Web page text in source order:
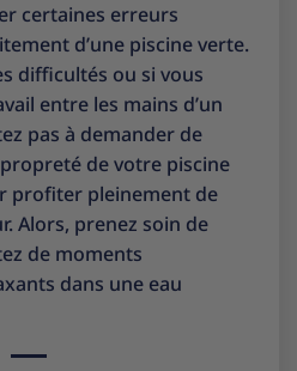
certaines erreurs
d’une piscine verte.
difficultés ou si vous
entre les mains d’un
pas à demander de
propreté de votre piscine
profiter pleinement de
Alors, prenez soin de
de moments
dans une eau